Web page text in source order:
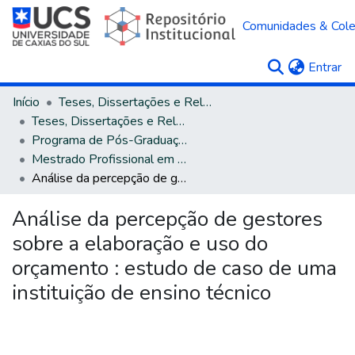
Comunidades &
Entrar
Início
Teses, Dissertações e Relatórios
Teses, Dissertações e Relatórios defendidos na UCS
Programa de Pós-Graduação em Engenharia de Produção
Mestrado Profissional em Engenharia de Produção
Análise da percepção de gestores sobre a elaboração e uso do orçamento : estudo de caso de uma instituição de ensino técnico
Análise da percepção de gestores
sobre a elaboração e uso do
orçamento : estudo de caso de uma
instituição de ensino técnico